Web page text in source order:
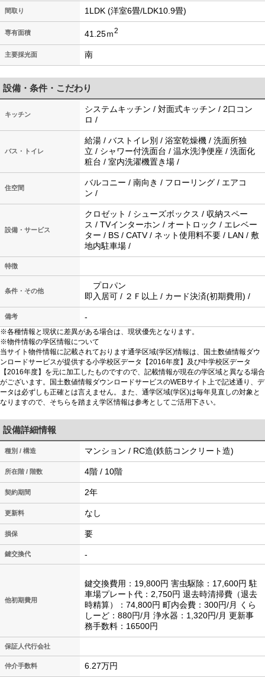
間取り 1LDK (洋室6畳/LDK10.9畳)
専有面積 41.25ｍ2
主要採光面 南
設備・条件・こだわり
キッチン
システムキッチン / 対面式キッチン / 2口コン
ロ /
バス・トイレ
給湯 / バストイレ別 / 浴室乾燥機 / 洗面所独
立 / シャワー付洗面台 / 温水洗浄便座 / 洗面化
粧台 / 室内洗濯機置き場 /
住空間
バルコニー / 南向き / フローリング / エアコ
ン /
設備・サービス
クロゼット / シューズボックス / 収納スペー
ス / TVインターホン / オートロック / エレベー
ター / BS / CATV / ネット使用料不要 / LAN / 敷
地内駐車場 /
特徴
条件・その他
プロパン
即入居可 / ２Ｆ以上 / カード決済(初期費用) /
備考 -
※各種情報と現状に差異がある場合は、現状優先となります。
※物件情報の学区情報について
当サイト物件情報に記載されております通学区域(学区)情報は、国土数値情報ダウ
ンロードサービスが提供する小学校区データ【2016年度】及び中学校区データ
【2016年度】を元に加工したものですので、記載情報が現在の学区域と異なる場合
がございます。国土数値情報ダウンロードサービスのWEBサイト上で記述通り、デ
ータは必ずしも正確とは言えません。また、通学区域(学区)は毎年見直しの対象と
なりますので、そちらを踏まえ学区情報は参考としてご活用下さい。
設備詳細情報
種別 / 構造 マンション / RC造(鉄筋コンクリート造)
所在階 / 階数 4階 / 10階
契約期間 2年
更新料 なし
損保 要
鍵交換代 -
他初期費用
鍵交換費用：19,800円 害虫駆除：17,600円 駐
車場プレート代：2,750円 退去時清掃費（退去
時精算）：74,800円 町内会費：300円/月 くら
しーど：880円/月 浄水器：1,320円/月 更新事
務手数料：16500円
保証人代行会社
仲介手数料 6.27万円